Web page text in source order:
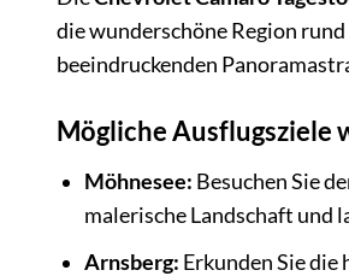
die wunderschöne Region
beeindruckenden
Mögliche Ausflugsziele
Möhnesee: Besuchen Sie
malerische Landschaft und
Arnsberg: Erkunden Sie